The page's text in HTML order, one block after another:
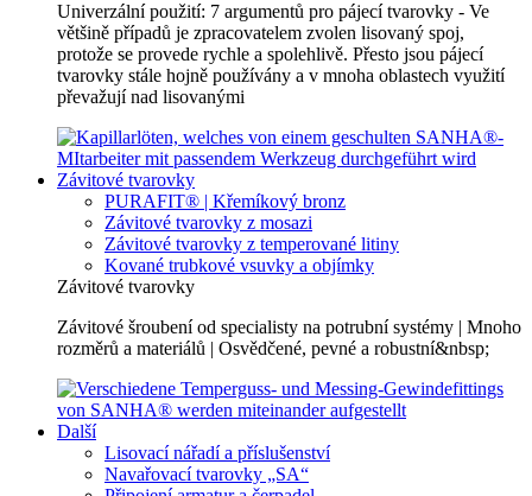
Univerzální použití: 7 argumentů pro pájecí tvarovky - Ve
většině případů je zpracovatelem zvolen lisovaný spoj,
protože se provede rychle a spolehlivě. Přesto jsou pájecí
tvarovky stále hojně používány a v mnoha oblastech využití
převažují nad lisovanými
Závitové tvarovky
PURAFIT® | Křemíkový bronz
Závitové tvarovky z mosazi
Závitové tvarovky z temperované litiny
Kované trubkové vsuvky a objímky
Závitové tvarovky
Závitové šroubení od specialisty na potrubní systémy | Mnoho
rozměrů a materiálů | Osvědčené, pevné a robustní&nbsp;
Další
Lisovací nářadí a příslušenství
Navařovací tvarovky „SA“